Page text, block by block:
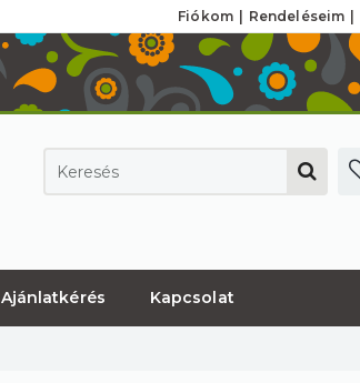
Fiókom Rendeléseim
Ajánlatkérés Kapcsolat